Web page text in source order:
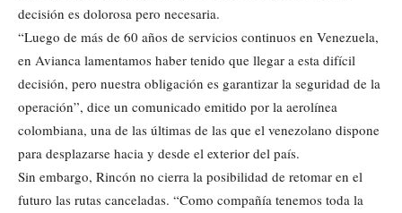
decisión es dolorosa pero necesaria.
“Luego de más de 60 años de servicios continuos en Venezuela,
en Avianca lamentamos haber tenido que llegar a esta difícil
decisión, pero nuestra obligación es garantizar la seguridad de la
operación”, dice un comunicado emitido por la aerolínea
colombiana, una de las últimas de las que el venezolano dispone
para desplazarse hacia y desde el exterior del país.
Sin embargo, Rincón no cierra la posibilidad de retomar en el
futuro las rutas canceladas. “Como compañía tenemos toda la